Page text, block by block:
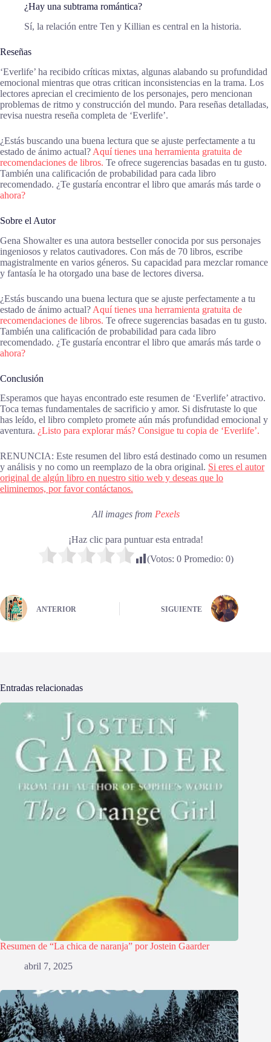
¿Hay una subtrama romántica?
Sí, la relación entre Ten y Killian es central en la historia.
Reseñas
‘Everlife’ ha recibido críticas mixtas, algunas alabando su profundidad
emocional mientras que otras critican inconsistencias en la trama. Los
lectores aprecian el crecimiento de los personajes, pero mencionan
problemas de ritmo y construcción del mundo. Para reseñas detalladas,
revisa nuestra reseña completa de ‘Everlife’.
¿Estás buscando una buena lectura que se ajuste perfectamente a tu
estado de ánimo actual? Aquí tienes una herramienta gratuita de
recomendaciones de libros. Te ofrece sugerencias basadas en tu gusto.
También una calificación de probabilidad para cada libro
recomendado. ¿Te gustaría encontrar el libro que amarás más tarde o
ahora?
Sobre el Autor
Gena Showalter es una autora bestseller conocida por sus personajes
ingeniosos y relatos cautivadores. Con más de 70 libros, escribe
magistralmente en varios géneros. Su capacidad para mezclar romance
y fantasía le ha otorgado una base de lectores diversa.
¿Estás buscando una buena lectura que se ajuste perfectamente a tu
estado de ánimo actual? Aquí tienes una herramienta gratuita de
recomendaciones de libros. Te ofrece sugerencias basadas en tu gusto.
También una calificación de probabilidad para cada libro
recomendado. ¿Te gustaría encontrar el libro que amarás más tarde o
ahora?
Conclusión
Esperamos que hayas encontrado este resumen de ‘Everlife’ atractivo.
Toca temas fundamentales de sacrificio y amor. Si disfrutaste lo que
has leído, el libro completo promete aún más profundidad emocional y
aventura. ¿Listo para explorar más? Consigue tu copia de ‘Everlife’.
RENUNCIA: Este resumen del libro está destinado como un resumen
y análisis y no como un reemplazo de la obra original. Si eres el autor
original de algún libro en nuestro sitio web y deseas que lo
eliminemos, por favor contáctanos.
All images from Pexels
¡Haz clic para puntuar esta entrada!
(Votos: 0Promedio: 0)
ANTERIOR SIGUIENTE
Entradas relacionadas
Resumen de “La chica de naranja” por Jostein Gaarder
abril 7, 2025